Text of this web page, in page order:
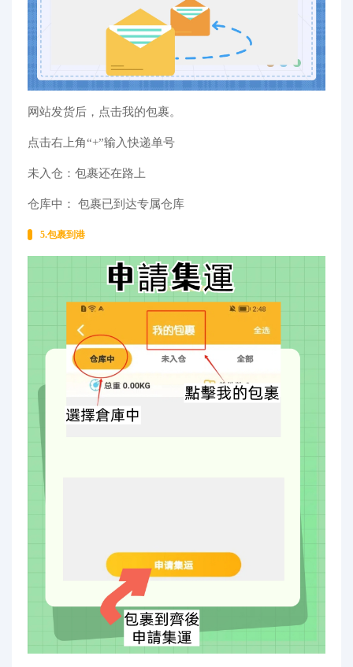
网站发货后，点击我的包裹。
点击右上角“+”输入快递单号
未入仓：包裹还在路上
仓库中： 包裹已到达专属仓库
5.包裹到港